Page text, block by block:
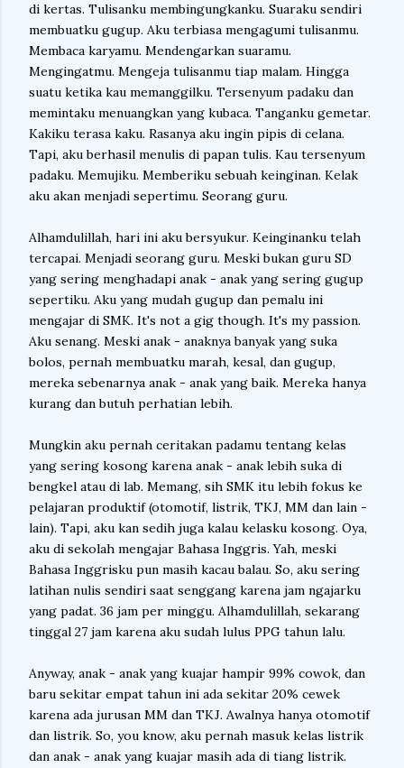
di kertas. Tulisanku membingungkanku. Suaraku sendiri
membuatku gugup. Aku terbiasa mengagumi tulisanmu.
Membaca karyamu. Mendengarkan suaramu.
Mengingatmu. Mengeja tulisanmu tiap malam. Hingga
suatu ketika kau memanggilku. Tersenyum padaku dan
memintaku menuangkan yang kubaca. Tanganku gemetar.
Kakiku terasa kaku. Rasanya aku ingin pipis di celana.
Tapi, aku berhasil menulis di papan tulis. Kau tersenyum
padaku. Memujiku. Memberiku sebuah keinginan. Kelak
aku akan menjadi sepertimu. Seorang guru.
Alhamdulillah, hari ini aku bersyukur. Keinginanku telah
tercapai. Menjadi seorang guru. Meski bukan guru SD
yang sering menghadapi anak - anak yang sering gugup
sepertiku. Aku yang mudah gugup dan pemalu ini
mengajar di SMK. It's not a gig though. It's my passion.
Aku senang. Meski anak - anaknya banyak yang suka
bolos, pernah membuatku marah, kesal, dan gugup,
mereka sebenarnya anak - anak yang baik. Mereka hanya
kurang dan butuh perhatian lebih.
Mungkin aku pernah ceritakan padamu tentang kelas
yang sering kosong karena anak - anak lebih suka di
bengkel atau di lab. Memang, sih SMK itu lebih fokus ke
pelajaran produktif (otomotif, listrik, TKJ, MM dan lain -
lain). Tapi, aku kan sedih juga kalau kelasku kosong. Oya,
aku di sekolah mengajar Bahasa Inggris. Yah, meski
Bahasa Inggrisku pun masih kacau balau. So, aku sering
latihan nulis sendiri saat senggang karena jam ngajarku
yang padat. 36 jam per minggu. Alhamdulillah, sekarang
tinggal 27 jam karena aku sudah lulus PPG tahun lalu.
Anyway, anak - anak yang kuajar hampir 99% cowok, dan
baru sekitar empat tahun ini ada sekitar 20% cewek
karena ada jurusan MM dan TKJ. Awalnya hanya otomotif
dan listrik. So, you know, aku pernah masuk kelas listrik
dan anak - anak yang kuajar masih ada di tiang listrik.